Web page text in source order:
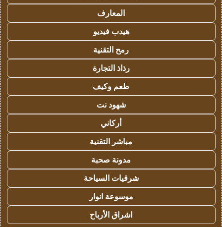
المعارف
هيدب فيديو
رمح التقنية
رذاذ التجارة
طعم وكيف
شهود نت
أركاني
مباشر التقنية
مدونة صحبة
شرقيات السياحة
موسوعة انوار
اشراق الأرباح